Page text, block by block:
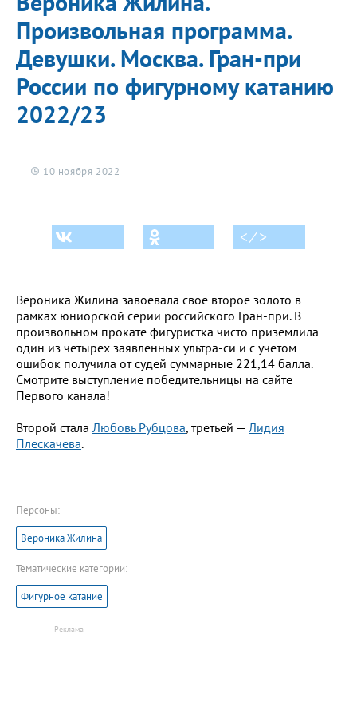
Произвольная программа.
Девушки. Москва. Гран-при
России по фигурному катанию
2022/23
10 ноября 2022
< ⁄ >
Вероника Жилина завоевала свое второе золото в
рамках юниорской серии российского Гран-при. В
произвольном прокате фигуристка чисто приземлила
один из четырех заявленных ультра-си и с учетом
ошибок получила от судей суммарные 221,14 балла.
Смотрите выступление победительницы на сайте
Первого канала!
Второй стала Любовь Рубцова, третьей — Лидия
Плескачева.
Персоны:
Вероника Жилина
Тематические категории:
Фигурное катание